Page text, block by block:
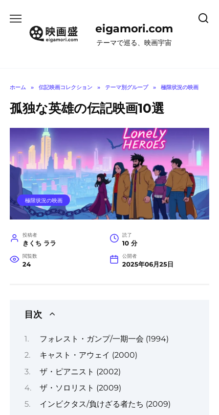
eigamori.com
テーマで巡る、映画宇宙
ホーム » 伝記映画コレクション » テーマ別グループ » 極限状況の映画
孤独な英雄の伝記映画10選
極限状況の映画
投稿者
きくち ララ
読了
10 分
閲覧数
24
公開者
2025年06月25日
目次
フォレスト・ガンプ/一期一会 (1994)
キャスト・アウェイ (2000)
ザ・ピアニスト (2002)
ザ・ソロリスト (2009)
インビクタス/負けざる者たち (2009)